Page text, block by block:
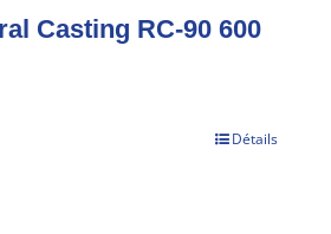
Casting RC-90 600
Détails